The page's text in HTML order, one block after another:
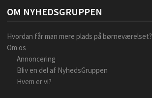
OM NYHEDSGRUPPEN
Hvordan får man mere plads på børneværelset?
Om os
Annoncering
Bliv en del af NyhedsGruppen
Hvem er vi?